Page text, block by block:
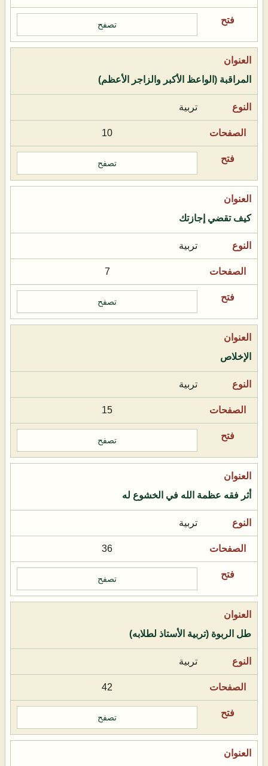
تصفح
المراقبة (الواعظ الأكبر والزاجر الأعظم)
تربية
10
تصفح
كيف تقضي إجازتك
تربية
7
تصفح
الإخلاص
تربية
15
تصفح
أثر فقه عظمة الله في الخشوع له
تربية
36
تصفح
طل الربوة (تربية الأستاذ لطلابه)
تربية
42
تصفح